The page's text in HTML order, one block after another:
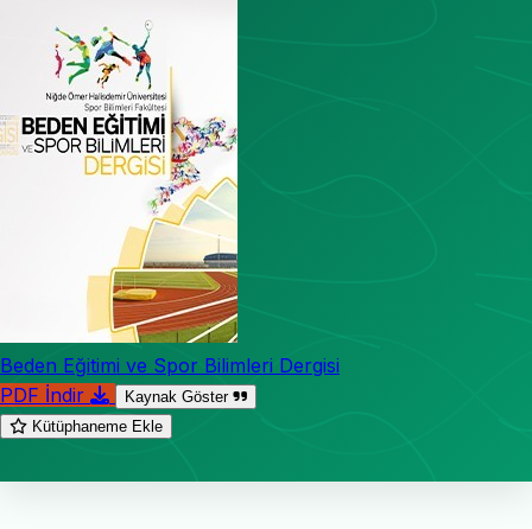
Beden Eğitimi ve Spor Bilimleri Dergisi
PDF İndir
Kaynak Göster
Kütüphaneme Ekle